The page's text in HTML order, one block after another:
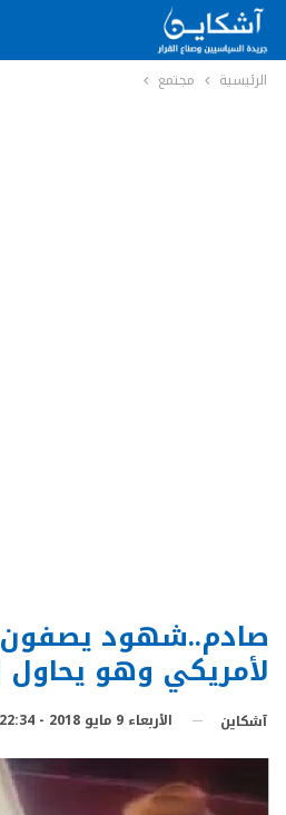
الرئيسية مجتمع
صادم..شهود
لأمريكي وهو
آشكاين الأربعاء 9 مايو 2018 - 22:34